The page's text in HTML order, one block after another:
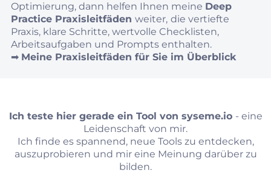
Optimierung, dann helfen Ihnen meine Deep
Practice Praxisleitfäden weiter, die vertiefte
Praxis, klare Schritte, wertvolle Checklisten,
Arbeitsaufgaben und Prompts enthalten.
➡︎ Meine Praxisleitfäden für Sie im Überblick
Ich teste hier gerade ein Tool von syseme.io - eine
Leidenschaft von mir.
Ich finde es spannend, neue Tools zu entdecken,
auszuprobieren und mir eine Meinung darüber zu
bilden.